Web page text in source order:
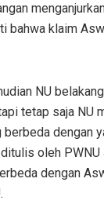
bahwa klaim
NU
tetap saja NU
berbeda dengan
ditulis oleh
dengan